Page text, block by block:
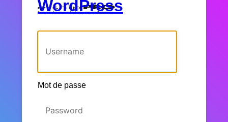
WordPress
Mot de passe